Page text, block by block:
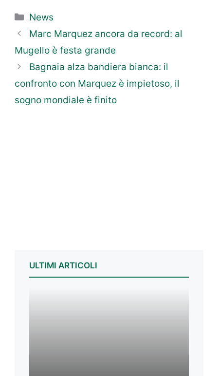
Categorie
News
Marc Marquez ancora da record: al
Mugello è festa grande
Bagnaia alza bandiera bianca: il
confronto con Marquez è impietoso, il
sogno mondiale è finito
ULTIMI ARTICOLI